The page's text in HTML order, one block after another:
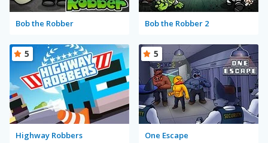
Bob the Robber Bob the Robber 2
Highway Robbers
5
One Escape
5